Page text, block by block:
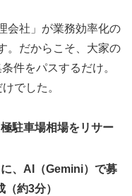
会社」が業務効率化の
。だからこそ、大家の
件をパスするだけ。
でした。
駐車場相場をリサー
、AI（Gemini）で募
約3分）